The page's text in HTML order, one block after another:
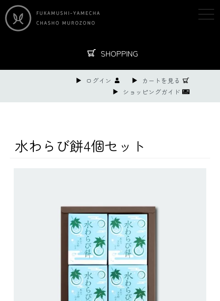
SHOPPING
ログイン
カートを見る
ショッピングガイド
水わらび餅4個セット